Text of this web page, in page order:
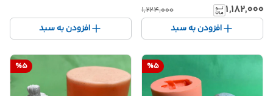
۱٬۱۸۲٬۰۰۰ ۱٬۲۲۴٬۰۰۰
افزودن به سبد افزودن به سبد
%5
%5